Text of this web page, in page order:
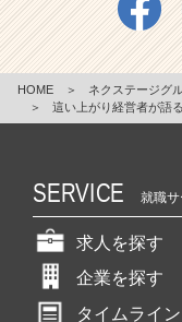
HOME ＞ ネクステージグ
＞
這い上がり経営者が語
SERVICE 就職サ
求人を探す
企業を探す
タイムライン